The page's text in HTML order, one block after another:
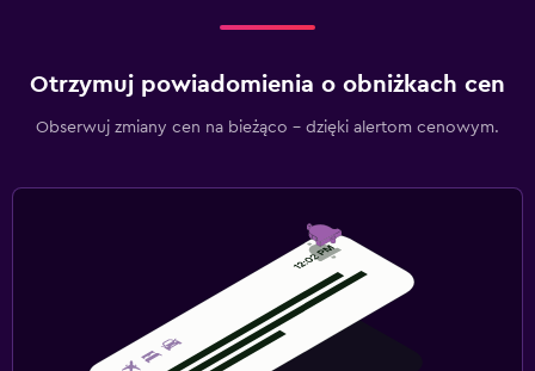
Otrzymuj powiadomienia o obniżkach cen
Obserwuj zmiany cen na bieżąco – dzięki alertom cenowym.